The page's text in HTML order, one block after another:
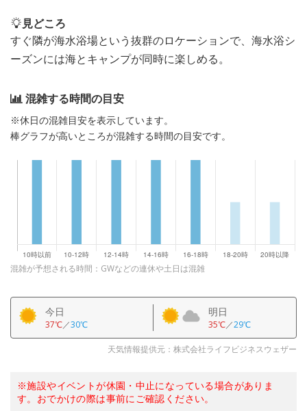
見どころ
すぐ隣が海水浴場という抜群のロケーションで、海水浴シ
ーズンには海とキャンプが同時に楽しめる。
混雑する時間の目安
※休日の混雑目安を表示しています。
棒グラフが高いところが混雑する時間の目安です。
混雑が予想される時間：GWなどの連休や土日は混雑
今日
37℃／30℃
明日
35℃／29℃
天気情報提供元：株式会社ライフビジネスウェザー
※施設やイベントが休園・中止になっている場合がありま
す。おでかけの際は事前にご確認ください。